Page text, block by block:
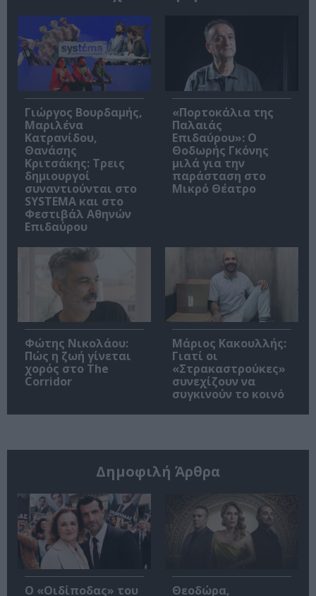
Γιώργος Βουρδαμής,
Μαριλένα
Κατρανίδου,
Θανάσης
Κριτσάκης: Τρεις
δημιουργοί
συναντιούνται στο
SYSTEMA και στο
Φεστιβάλ Αθηνών
Επιδαύρου
«Πορτοκάλια της
Παλαιάς
Επιδαύρου»: Ο
Θοδωρής Γκόνης
μιλά για την
παράσταση στο
Μικρό Θέατρο
Φώτης Νικολάου:
Πώς η ζωή γίνεται
χορός στο The
Corridor
Μάριος Κακουλλής:
Γιατί οι
«Στρακαστρούκες»
συνεχίζουν να
συγκινούν το κοινό
Δημοφιλή Άρθρα
O «Οιδίποδας» του
Θεοδώρα,